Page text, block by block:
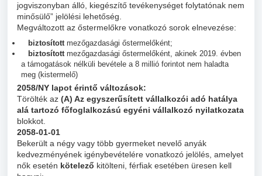
jogviszonyban álló, kiegészítő tevékenységet folytatónak nem
minősülő” jelölési lehetőség.
Megváltozott az őstermelőkre vonatkozó sorok elnevezése:
biztosítottmezőgazdasági őstermelőként;
biztosítottmezőgazdasági őstermelőként, akinek 2019. évben
a támogatások nélküli bevétele a 8 millió forintot nem haladta
meg (kistermelő)
2058/NY lapot érintő változások:
Törölték az (A) Az egyszerűsített vállalkozói adó hatálya
alá tartozó főfoglalkozású egyéni vállalkozó nyilatkozata
blokkot.
2058-01-01
Bekerült a négy vagy több gyermeket nevelő anyák
kedvezményének igénybevételére vonatkozó jelölés, amelyet
nők esetén kötelező kitölteni, férfiak esetében üresen kell